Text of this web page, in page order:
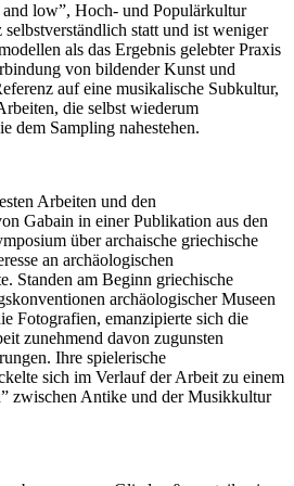
low”, Hoch- und Populärkultur
statt und ist weniger
als das Ergebnis gelebter Praxis
von bildender Kunst und
auf eine musikalische Subkultur,
die selbst wiederum
dem Sampling nahestehen.
Arbeiten und den
Gabain in einer Publikation aus den
über archaische griechische
an archäologischen
Standen am Beginn griechische
archäologischer Museen
Fotografien, emanzipierte sich die
zunehmend davon zugunsten
Ihre spielerische
sich im Verlauf der Arbeit zu einem
zwischen Antike und der Musikkultur